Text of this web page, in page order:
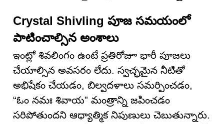
Crystal Shivling పూజ సమయంలో
పాటించాల్సిన అంశాలు
ఇంట్లో శివలింగం ఉంటే ప్రతిరోజూ భారీ పూజలు
చేయాల్సిన అవసరం లేదు. స్వచ్ఛమైన నీటితో
అభిషేకం చేయడం, బిల్వదళాలు సమర్పించడం,
“ఓం నమః శివాయ” మంత్రాన్ని జపించడం
సరిపోతుందని ఆధ్యాత్మిక నిపుణులు చెబుతున్నారు.